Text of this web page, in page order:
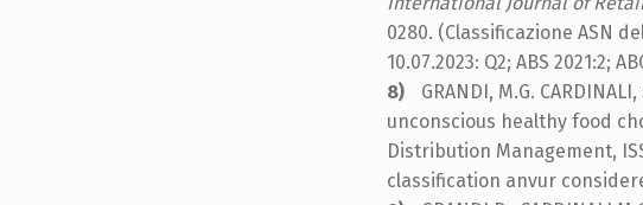
0280. (Classificazione ASN
10.07.2023: Q2; ABS 2021:2;
GRANDI, M.G.
unconscious healthy food
Distribution Management,
classification anvur